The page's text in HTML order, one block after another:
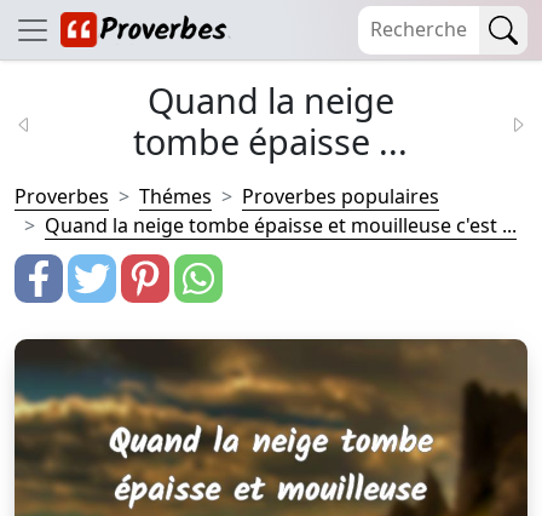
Quand la neige
tombe épaisse ...
Proverbes Thémes
Proverbes populaires
Quand la neige tombe épaisse et mouilleuse c'est ...